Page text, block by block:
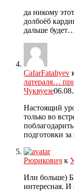
да никому
долбоёб
дальше
CafarFataliyev
латераля…
Чуквуезе
Настоящий
только во
подготовки
Рюрикович к
Или больше)
интересная. И